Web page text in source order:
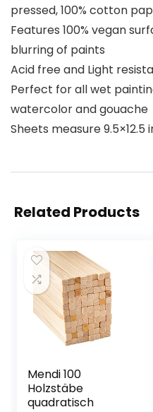
pressed, 100% cotton
Features 100% vegan
blurring of paints
Acid free and Light
Perfect for all wet
watercolor and gouache
Sheets measure 9.5×12.5
Related Products
Mendi 100
Holzstäbe
quadratisch